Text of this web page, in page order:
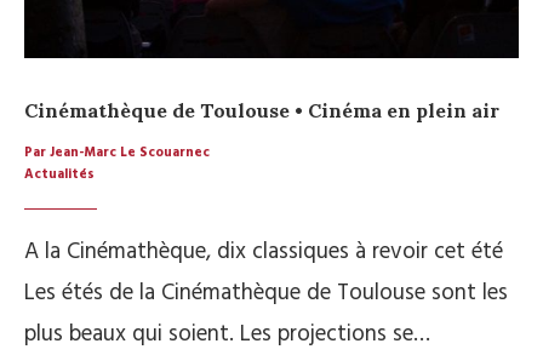
Cinémathèque de Toulouse • Cinéma en plein air
Par Jean-Marc Le Scouarnec
Actualités
A la Cinémathèque, dix classiques à revoir cet été
Les étés de la Cinémathèque de Toulouse sont les
plus beaux qui soient. Les projections se…